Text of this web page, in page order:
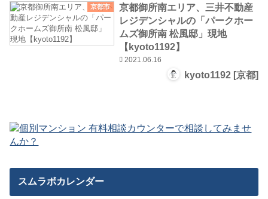
京都市
京都御所南エリア、三井不動産
レジデンシャルの「パークホー
ムズ御所南 松風邸」現地
【kyoto1192】
2021.06.16
kyoto1192 [京都]
スムラボカレンダー